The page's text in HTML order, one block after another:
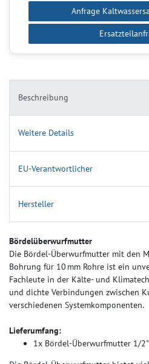
Beschreibung
Weitere Details
EU-Verantwortlicher
Hersteller
Bördelüberwurfmutter
Die Bördel-Überwurfmutter mit den
Bohrung für 10 mm Rohre ist ein
Fachleute in der Kälte- und
und dichte Verbindungen zwischen
verschiedenen Systemkomponenten.
Lieferumfang:
1x Bördel-Überwurfmutter 1/
Anfrage